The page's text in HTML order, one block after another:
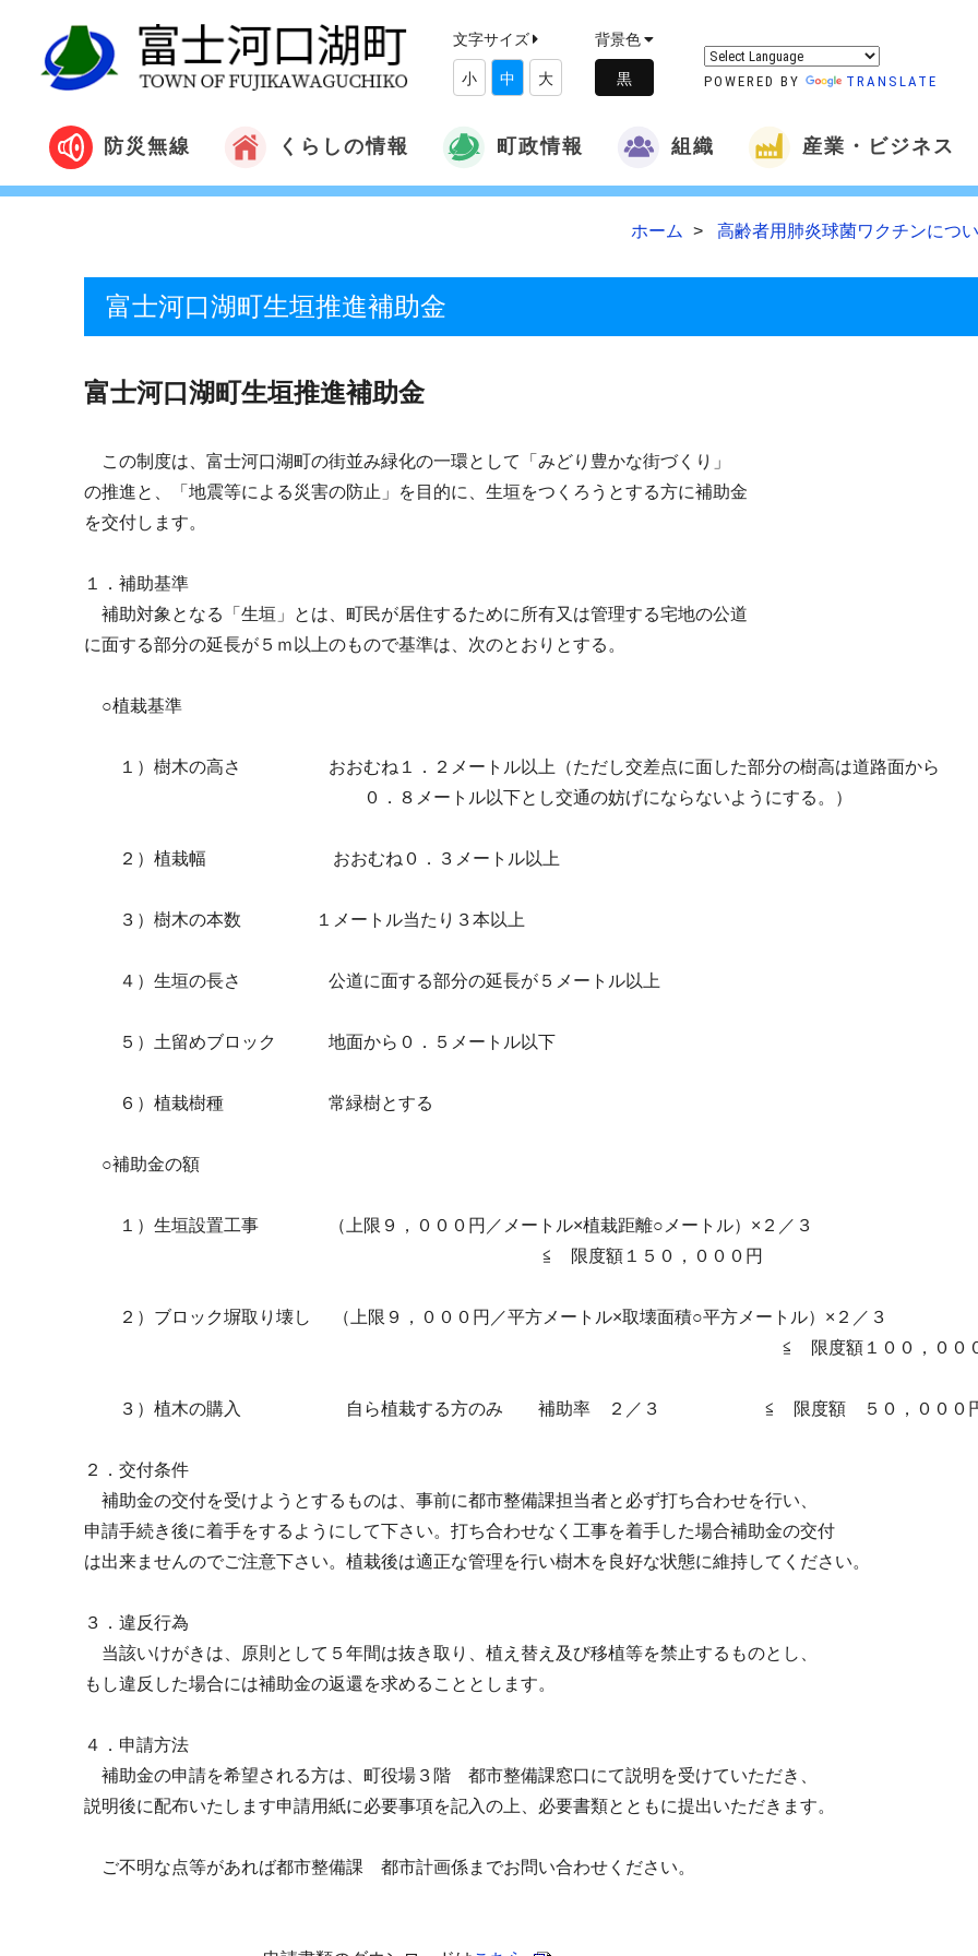
文字サイズ
小 中 大
背景色
POWERED BY TRANSLATE
防災無線 くらしの情報 町政情報 組織 産業・ビジネス
ホーム 高齢者用肺炎球菌ワクチンにつ
富士河口湖町生垣推進補助金
富士河口湖町生垣推進補助金
この制度は、富士河口湖町の街並み緑化の一環として「みどり豊かな街づくり」
の推進と、「地震等による災害の防止」を目的に、生垣をつくろうとする方に補助金
を交付します。
１．補助基準
補助対象となる「生垣」とは、町民が居住するために所有又は管理する宅地の公道
に面する部分の延長が５ｍ以上のもので基準は、次のとおりとする。
○植栽基準
１）樹木の高さ おおむね１．２メートル以上（ただし交差点に面した部分の樹高は道路面から
０．８メートル以下とし交通の妨げにならないようにする。）
２）植栽幅 おおむね０．３メートル以上
３）樹木の本数 １メートル当たり３本以上
４）生垣の長さ 公道に面する部分の延長が５メートル以上
５）土留めブロック 地面から０．５メートル以下
６）植栽樹種 常緑樹とする
○補助金の額
１）生垣設置工事 （上限９，０００円／メートル×植栽距離○メートル）×２／３
≦ 限度額１５０，０００円
２）ブロック塀取り壊し （上限９，０００円／平方メートル×取壊面積○平方メートル）×２／３
≦ 限度額１００，０００
３）植木の購入 自ら植栽する方のみ 補助率 ２／３ ≦ 限度額 ５０，０００
２．交付条件
補助金の交付を受けようとするものは、事前に都市整備課担当者と必ず打ち合わせを行い、
申請手続き後に着手をするようにして下さい。打ち合わせなく工事を着手した場合補助金の交付
は出来ませんのでご注意下さい。植栽後は適正な管理を行い樹木を良好な状態に維持してください。
３．違反行為
当該いけがきは、原則として５年間は抜き取り、植え替え及び移植等を禁止するものとし、
もし違反した場合には補助金の返還を求めることとします。
４．申請方法
補助金の申請を希望される方は、町役場３階 都市整備課窓口にて説明を受けていただき、
説明後に配布いたします申請用紙に必要事項を記入の上、必要書類とともに提出いただきます。
ご不明な点等があれば都市整備課 都市計画係までお問い合わせください。